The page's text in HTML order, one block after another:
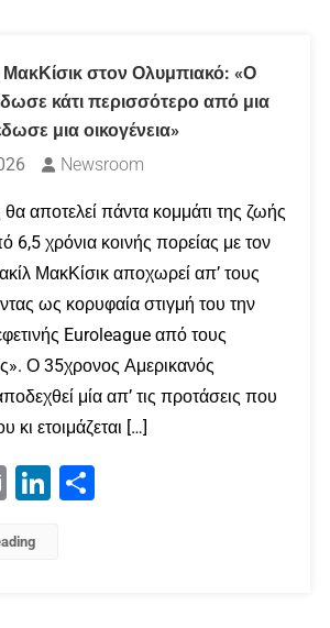
ΜακΚίσικ στον Ολυμπιακό: «Ο
κάτι περισσότερο από μια
μια οικογένεια»
Newsroom
αποτελεί πάντα κομμάτι της ζωής
6,5 χρόνια κοινής πορείας με τον
ΜακΚίσικ αποχωρεί απ’ τους
ως κορυφαία στιγμή του την
Euroleague από τους
Ο 35χρονος Αμερικανός
μία απ’ τις προτάσεις που
κι ετοιμάζεται […]
Email LinkedIn